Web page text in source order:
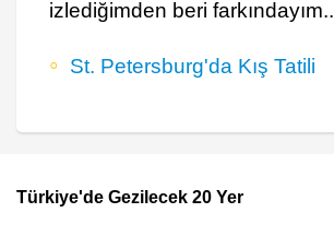
izlediğimden beri farkındayım..
St. Petersburg'da Kış Tatili
Türkiye'de Gezilecek 20 Yer